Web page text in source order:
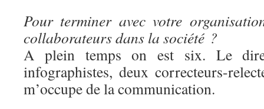
Pour terminer avec votre
collaborateurs dans la société ?
A plein temps on est six. Le
infographistes, deux correcteurs-
m’occupe de la communication.